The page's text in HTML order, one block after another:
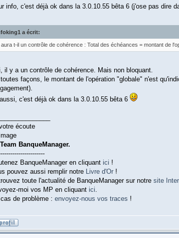
info, c'est déjà ok dans la 3.0.10.55 bêta 6 (j'ose pas dire
a écrit:
aura t-il un contrôle de cohérence : Total des échéances = montant de
il y a un contrôle de cohérence. Mais non bloquant.
toutes façons, le montant de l'opération "globale" n'est
c'est déjà ok dans la 3.0.10.55 bêta 6
écoute
BanqueManager.
BanqueManager en cliquant ici !
pouvez aussi remplir notre Livre d'Or !
toute l'actualité de BanqueManager sur notre site
moi vos MP en cliquant ici.
de problème : envoyez-nous vos traces !